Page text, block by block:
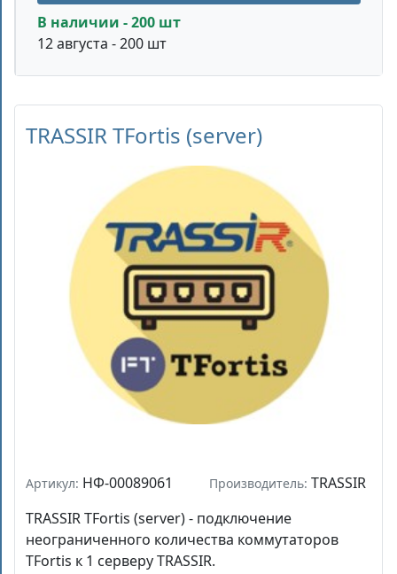
В наличии - 200 шт
12 августа - 200 шт
TRASSIR TFortis (server)
Артикул: НФ-00089061 Производитель: TRASSIR
TRASSIR TFortis (server) - подключение
неограниченного количества коммутаторов
TFortis к 1 серверу TRASSIR.